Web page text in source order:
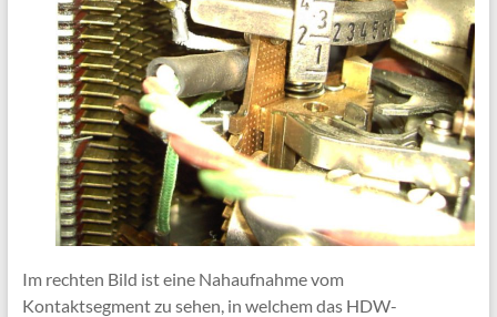
Im rechten Bild ist eine Nahaufnahme vom
Kontaktsegment zu sehen, in welchem das HDW-